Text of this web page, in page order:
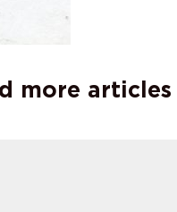
more articles